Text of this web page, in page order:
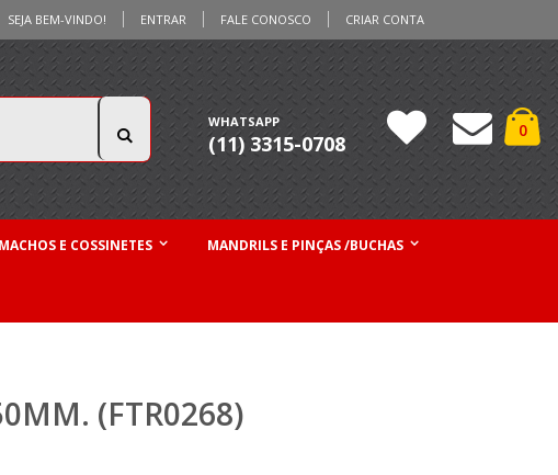
SEJA BEM-VINDO! ENTRAR FALE CONOSCO CRIAR CONTA
0
Pesquisa
WHATSAPP
(11) 3315-0708
MACHOS E COSSINETES MANDRILS E PINÇAS /BUCHAS
(FTR0268)